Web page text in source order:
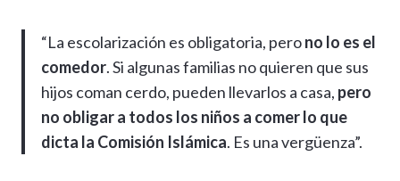
“La escolarización es obligatoria, perono lo es el
comedor. Si algunas familias no quieren que sus
hijos coman cerdo, pueden llevarlos a casa, pero
no obligar a todos los niños a comer lo que
dicta la Comisión Islámica. Es una vergüenza”.